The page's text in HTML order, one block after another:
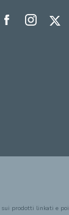
sui prodotti linkati e poi